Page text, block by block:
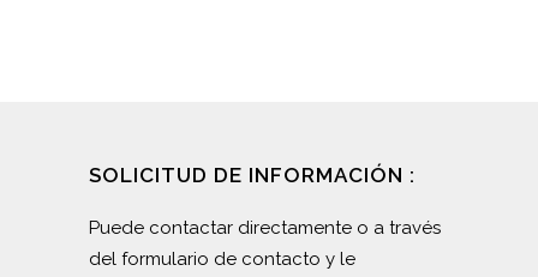
SOLICITUD DE INFORMACIÓN :
Puede contactar directamente o a través
del formulario de contacto y le